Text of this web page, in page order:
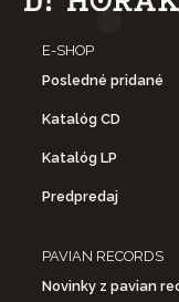
E-SHOP
Posledné pridané
Katalóg CD
Katalóg LP
Predpredaj
PAVIAN RECORDS
Novinky z pavian